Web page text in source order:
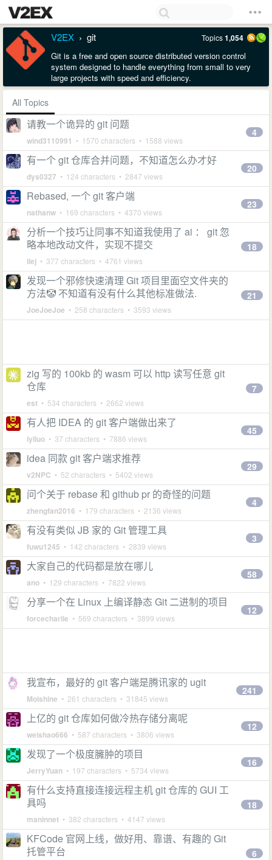
V2EX › git Topics1,054
Git is a free and open source distributed version control
system designed to handle everything from small to very
large projects with speed and efficiency.
All Topics
请教一个诡异的 git 问题
wind3110991 • 1570 characters • 1588 views
4
有一个 git 仓库合并问题，不知道怎么办才好
dys0327 • 124 characters • 2847 views
20
Rebased, 一个 git 客户端
nathanw • 169 characters • 4370 views
23
分析一个技巧让同事不知道我使用了 ai ： git 忽
略本地改动文件，实现不提交
llej • 377 characters • 4761 views
18
发现一个邪修快速清理 Git 项目里面空文件夹的
方法🤡 不知道有没有什么其他标准做法.
JoeJoeJoe • 258 characters • 3593 views
21
zig 写的 100kb 的 wasm 可以 http 读写任意 git
仓库
est • 534 characters • 2662 views
7
有人把 IDEA 的 git 客户端做出来了
iyiluo • 37 characters • 7886 views
45
idea 同款 git 客户端求推荐
v2NPC • 52 characters • 5402 views
29
问个关于 rebase 和 github pr 的奇怪的问题
zhengfan2016 • 179 characters • 2136 views
4
有没有类似 JB 家的 Git 管理工具
fuwu1245 • 142 characters • 2839 views
3
大家自己的代码都是放在哪儿
ano • 129 characters • 7822 views
58
分享一个在 Linux 上编译静态 Git 二进制的项目
forcecharlie • 569 characters • 3899 views
12
我宣布，最好的 git 客户端是腾讯家的 ugit
Moishine • 261 characters • 31845 views
241
上亿的 git 仓库如何做冷热存储分离呢
weishao666 • 587 characters • 3806 views
12
发现了一个极度臃肿的项目
JerryYuan • 197 characters • 5734 views
16
有什么支持直接连接远程主机 git 仓库的 GUI 工
具吗
maninnet • 382 characters • 4147 views
18
KFCode 官网上线，做好用、靠谱、有趣的 Git
托管平台
6